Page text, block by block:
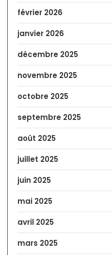
février 2026
janvier 2026
décembre 2025
novembre 2025
octobre 2025
septembre 2025
août 2025
juillet 2025
juin 2025
mai 2025
avril 2025
mars 2025